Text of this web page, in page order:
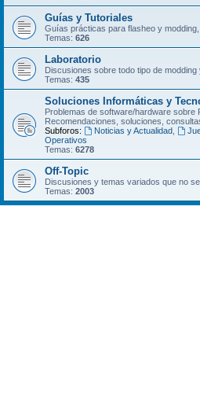
Guías y Tutoriales
Guí­as prácticas para flasheo y modding,
Temas: 626
Laboratorio
Discusiones sobre todo tipo de modding
Temas: 435
Soluciones Informáticas y
Problemas de software/hardware sobre
Recomendaciones, soluciones,
Subforos:
Noticias y Actualidad,
Operativos
Temas: 6278
Off-Topic
Discusiones y temas variados que no
Temas: 2003